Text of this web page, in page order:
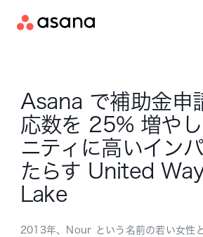
セールスチームに問い合
Asana で補助金申
応数を 25% 増やし
ニティに高いイン
たらす United
Lake
2013年、Nour という名前の若い女性